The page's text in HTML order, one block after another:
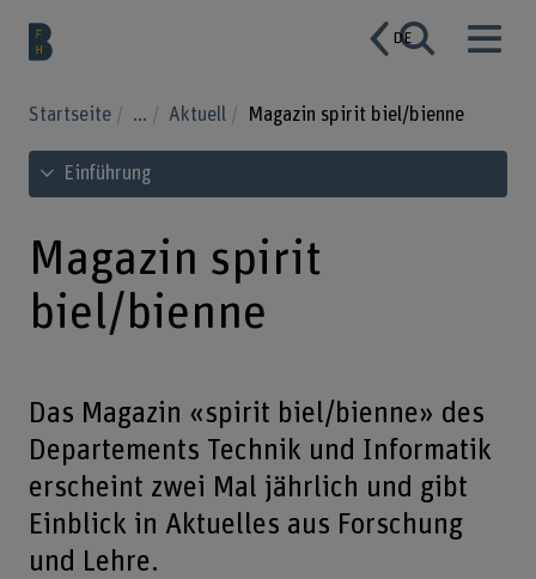
DE
Startseite ... Aktuell Magazin spirit biel/bienne
Inhaltsverzeichnis ansehen
Einführung
Magazin spirit
biel/bienne
Das Magazin «spirit biel/bienne» des
Departements Technik und Informatik
erscheint zwei Mal jährlich und gibt
Einblick in Aktuelles aus Forschung
und Lehre.